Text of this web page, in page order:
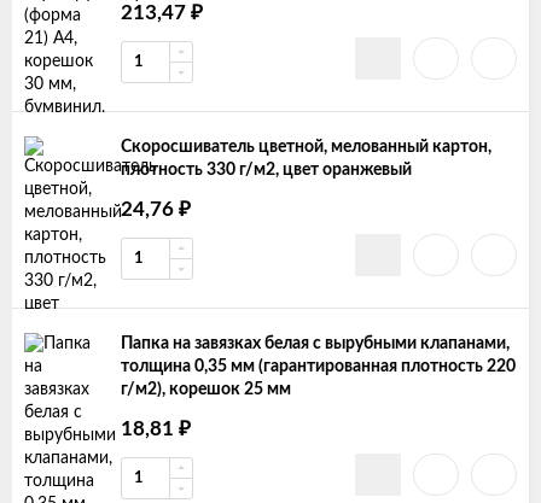
213,47 ₽
Скоросшиватель цветной, мелованный картон,
плотность 330 г/м2, цвет оранжевый
24,76 ₽
Папка на завязках белая с вырубными клапанами,
толщина 0,35 мм (гарантированная плотность 220
г/м2), корешок 25 мм
18,81 ₽